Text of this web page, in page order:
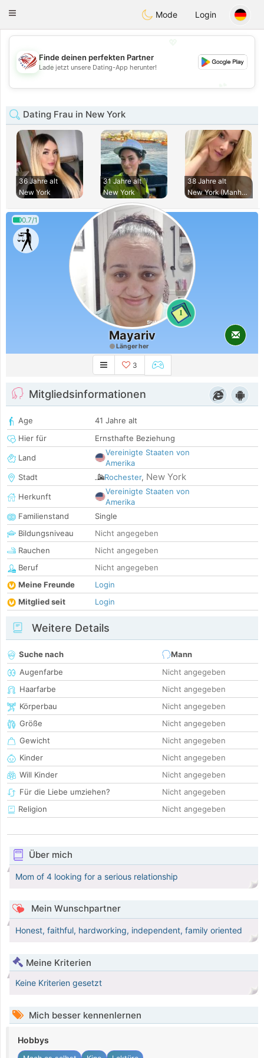
Dating
Toggle
Mode Login
💖
💕
Finde deinen perfekten Partner
Lade jetzt unsere Dating-App herunter!
Dating Frau in New York
36 Jahre alt
New York
31 Jahre alt
New York
38 Jahre alt
New York (Manhatta
0.7/1
1
Mayariv
Länger her
3
Mitgliedsinformationen
Age
41 Jahre alt
Hier für
Ernsthafte Beziehung
Land
Vereinigte Staaten von
Amerika
Stadt
Rochester, New York
Herkunft
Vereinigte Staaten von
Amerika
Familienstand
Single
Bildungsniveau
Nicht angegeben
Rauchen
Nicht angegeben
Beruf
Nicht angegeben
Meine Freunde
Login
Mitglied seit
Login
Weitere Details
Suche nach
Mann
Augenfarbe
Nicht angegeben
Haarfarbe
Nicht angegeben
Körperbau
Nicht angegeben
Größe
Nicht angegeben
Gewicht
Nicht angegeben
Kinder
Nicht angegeben
Will Kinder
Nicht angegeben
Für die Liebe umziehen?
Nicht angegeben
Religion
Nicht angegeben
Über mich
Mom of 4 looking for a serious relationship
Mein Wunschpartner
Honest, faithful, hardworking, independent, family oriented
Meine Kriterien
Keine Kriterien gesetzt
Mich besser kennenlernen
Hobbys